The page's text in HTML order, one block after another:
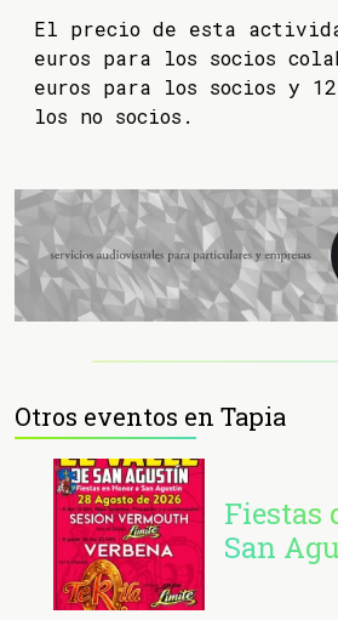
El precio de esta
euros para los socios
euros para los socios y
los no socios.
Otros eventos en Tapia
Fiestas
San